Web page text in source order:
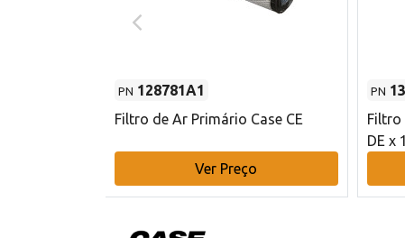
PN 128781A1
Filtro de Ar Primário Case CE
Ver Preço
PN
Filtro
DE x